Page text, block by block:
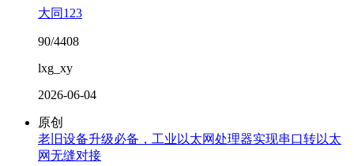
大同123
90/4408
lxg_xy
2026-06-04
原创
老旧设备升级必备，工业以太网处理器实现串口转以太
网无缝对接